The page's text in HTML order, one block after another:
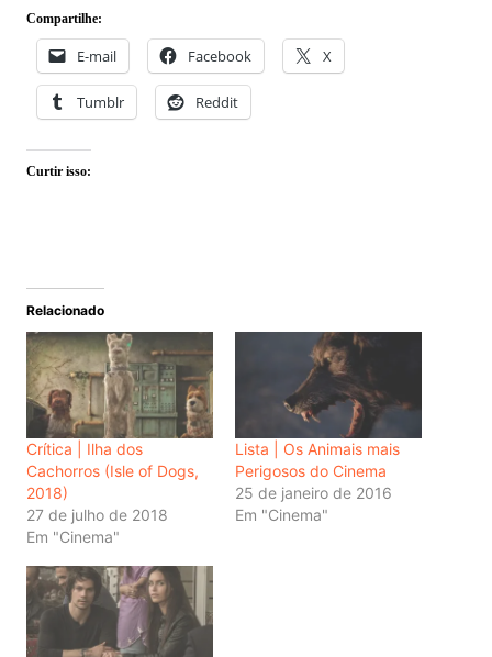
Compartilhe:
E-mail Facebook X
Tumblr Reddit
Curtir isso:
Relacionado
Crítica | Ilha dos
Cachorros (Isle of Dogs,
2018)
27 de julho de 2018
Em "Cinema"
Lista | Os Animais mais
Perigosos do Cinema
25 de janeiro de 2016
Em "Cinema"